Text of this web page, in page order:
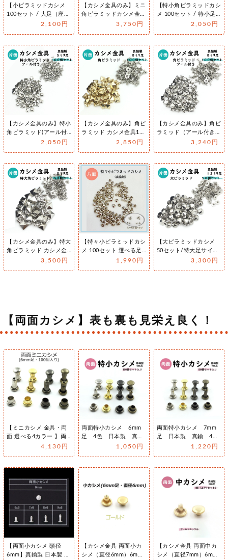
【小ピラミッドカシメ
100セット / 大足（座
大）足の長さ 8mm】日
2,100円
【カシメ金具のみ】ミニ
角ピラミッドカシメ金具
（頭径4.2x4.2mm） ※
3,750円
【特小角ピラミッドカシ
メ 100セット / 特小足
（足の長さ 5mm）】
2,050円
【カシメ金具のみ】特小
角ピラミッド(アール付
き)カシメ金具100個 5x5
2,050円
【カシメ金具のみ】角ピ
ラミッド カシメ金具100
個 9x8ミリ足セット販売
2,850円
【カシメ金具のみ】角ピ
ラミッド（アール付き）
カシメ金具100個 9x8ミ
3,240円
【カシメ金具のみ】特大
角ピラミッド カシメ金
具 9x8ミリ足 50個セッ
3,500円
【特々小ピラミッドカシ
メ 100セット 選べる足
サイズ3種類/カラー5
1,990円
【大ピラミッドカシメ
50セット/特大足サイズ
直径12ｍｍ×足の長さ
3,300円
【両面カシメ】表も裏も見栄え良く！
【ミニカシメ 金具・両
面 選べる4カラー 】両
面ミニカシメ 直径
4,130円
両面特小カシメ 6mm
足 4色 日本製 真
鍮 100個セット販売
1,050円
両面特小カシメ 7mm
足 日本製 真鍮 4
色 100個セット販売
1,220円
【両面小カシメ 頭径
6mm】真鍮製 日本製 選
【カシメ金具 両面小カ
シメ（直径6mm）6mm
【カシメ金具 両面中カ
シメ（直径7mm）6mm